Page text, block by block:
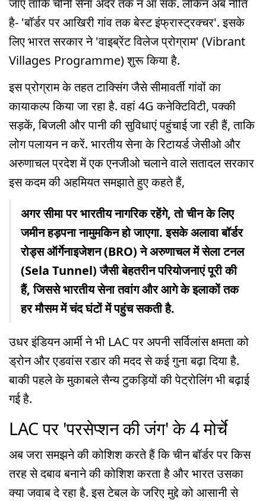
जाएं ताकि चीनी सेना अंदर तक न आ सके. लेकिन अब नीति
है- 'बॉर्डर पर आखिरी गांव तक बेस्ट इंफ्रास्ट्रक्चर'. इसके
लिए भारत सरकार ने 'वाइब्रेंट विलेज प्रोग्राम' (Vibrant
Villages Programme) शुरू किया है.
इस प्रोग्राम के तहत टाक्सिंग जैसे सीमावर्ती गांवों का
कायाकल्प किया जा रहा है. वहां 4G कनेक्टिविटी, पक्की
सड़कें, बिजली और पानी की सुविधाएं पहुंचाई जा रही हैं, ताकि
लोग पलायन न करें. भारतीय सेना के रिटायर्ड जेसीओ और
अरुणाचल प्रदेश में एक एनजीओ चलाने वाले सतादल सरकार
इस कदम की अहमियत समझाते हुए कहते हैं,
अगर सीमा पर भारतीय नागरिक रहेंगे, तो चीन के लिए
जमीन हड़पना नामुमकिन हो जाएगा. इसके अलावा बॉर्डर
रोड्स ऑर्गेनाइजेशन (BRO) ने अरुणाचल में सेला टनल
(Sela Tunnel) जैसी बेहतरीन परियोजनाएं पूरी की
हैं, जिससे भारतीय सेना तवांग और आगे के इलाकों तक
हर मौसम में चंद घंटों में पहुंच सकती है.
उधर इंडियन आर्मी ने भी LAC पर अपनी सर्विलांस क्षमता को
ड्रोन और एडवांस रडार की मदद से कई गुना बढ़ा दिया है.
बाकी पहले के मुकाबले सैन्य टुकड़ियों की पेट्रोलिंग भी बढ़ाई
गई है.
LAC पर 'परसेप्शन की जंग' के 4 मोर्चे
अब जरा समझने की कोशिश करते हैं कि चीन बॉर्डर पर किस
तरह से दबाव बनाने की कोशिश करता है और भारत उसका
क्या जवाब दे रहा है. इस टेबल के जरिए मुद्दे को आसानी से